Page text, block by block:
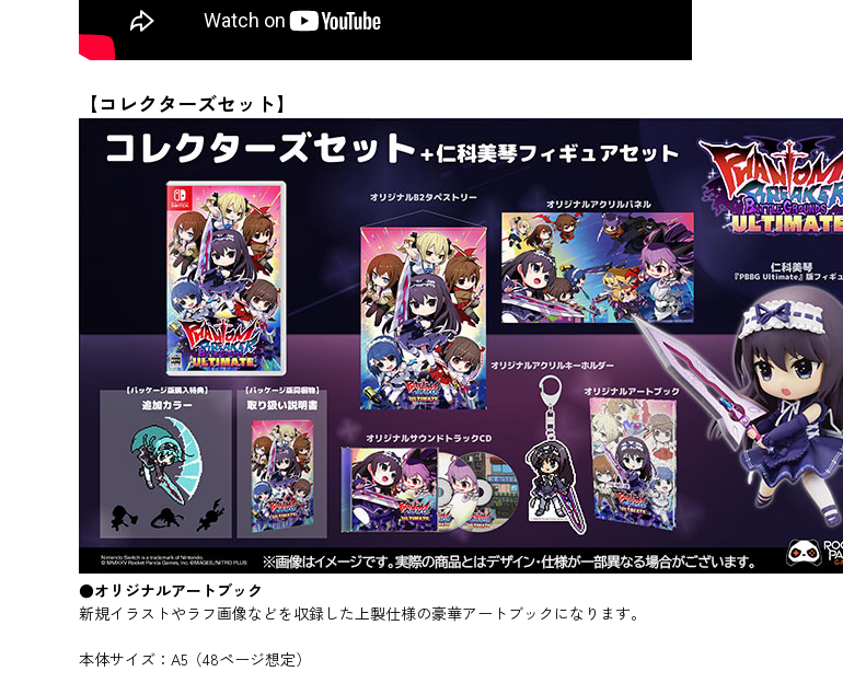
【コレクターズセット】
●オリジナルアートブック
新規イラストやラフ画像などを収録した上製仕様の豪華アートブックになります。
本体サイズ：A5（48ページ想定）